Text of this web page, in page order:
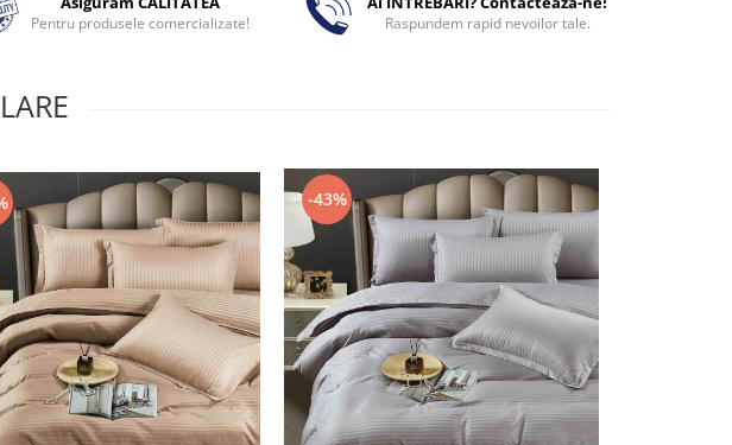
Pentru produsele comercializate! Raspundem rapid nevoilor tale.
-43%